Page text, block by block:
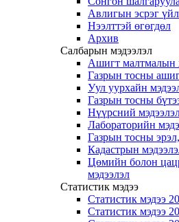
Авлигын эсрэг
Нээлттэй өгөгдөл
Архив
Салбарын мэдээлэл
Ашигт малтмалын
Газрын тосны
Уул уурхайн
Газрын тосны
Нүүрсний
Лабораторийн
Газрын тосны
Кадастрын
Цөмийн болон
мэдээлэл
Статистик мэдээ
Статистик мэдээ
Статистик мэдээ